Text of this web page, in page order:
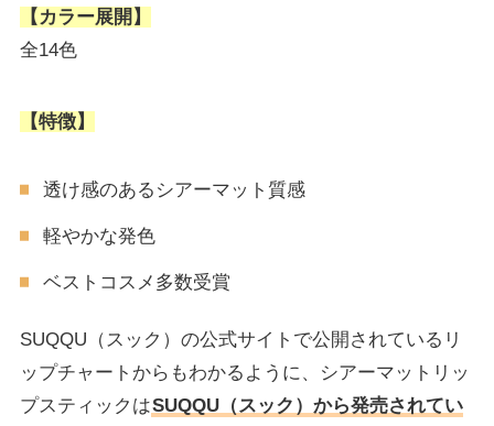
【カラー展開】
全14色
【特徴】
透け感のあるシアーマット質感
軽やかな発色
ベストコスメ多数受賞
SUQQU（スック）の公式サイトで公開されているリ
ップチャートからもわかるように、シアーマットリッ
プスティックはSUQQU（スック）から発売されてい